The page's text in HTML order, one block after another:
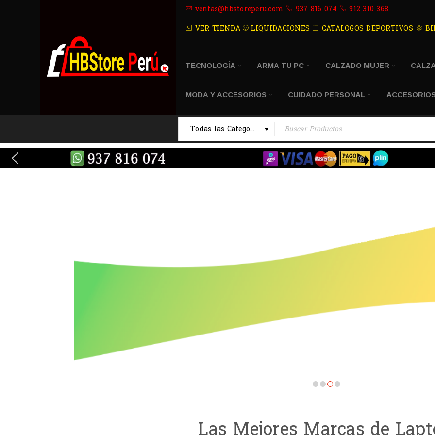
ventas@hbstoreperu.com 937 816 074
912 310 368
VER TIENDA
LIQUIDACIONES CATALOGOS DEPORTIVOS
TECNOLOGÍA ARMA TU PC CALZADO MUJER
MODA Y ACCESORIOS CUIDADO PERSONAL
Todas las Categorias